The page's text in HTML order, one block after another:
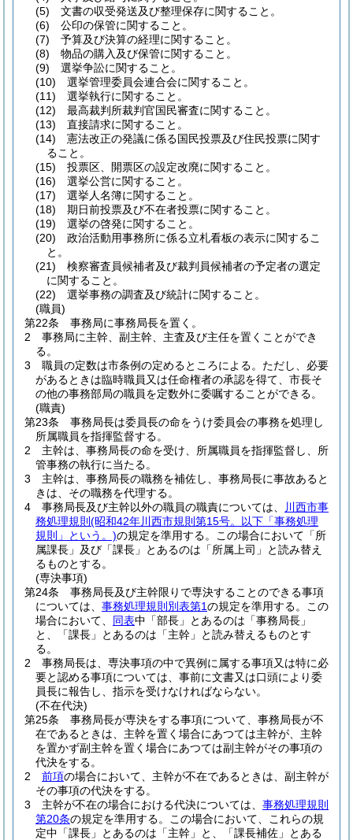
(5)
文書の収受発送及び整理保存に関すること。
(6)
公印の保管に関すること。
(7)
予算及び決算の経理に関すること。
(8)
物品の購入及び保管に関すること。
(9)
選挙争訟に関すること。
(10)
選挙管理委員会連合会に関すること。
(11)
選挙執行に関すること。
(12)
最高裁判所裁判官国民審査に関すること。
(13)
直接請求に関すること。
(14)
憲法改正の発議に係る国民投票及び住民投票に関す
ること。
(15)
投票区、開票区の設定改廃に関すること。
(16)
選挙公営に関すること。
(17)
選挙人名簿に関すること。
(18)
期日前投票及び不在者投票に関すること。
(19)
選挙の啓発に関すること。
(20)
政治活動用事務所に係る立札看板の表示に関するこ
と。
(21)
検察審査員候補者及び裁判員候補者の予定者の選定
に関すること。
(22)
選挙事務の調査及び統計に関すること。
(職員)
第22条
事務局に事務局長を置く。
2
事務局に主幹、副主幹、主査及び主任を置くことができ
る。
3
職員の定数は市条例の定めるところによる。 ただし、必要
があるときは臨時職員又は任命権者の承認を得て、市長そ
の他の事務部局の職員を定数外に委嘱することができる。
(職責)
第23条
事務局長は委員長の命をうけ委員会の事務を処理し
所属職員を指揮監督する。
2
主幹は、事務局長の命を受け、所属職員を指揮監督し、所
管事務の執行に当たる。
3
主幹は、事務局長の職務を補佐し、事務局長に事故あると
きは、その職務を代理する。
4
事務局長及び主幹以外の職員の職責については、
川西市事
務処理規則 (昭和42年川西市規則第15号。以下「事務処理
規則」という。)の規定を準用する。
この場合において「所
属課長」及び「課長」とあるのは「所属上司」と読み替え
るものとする。
(専決事項)
第24条
事務局長及び主幹限りで専決することのできる事項
については、 事務処理規則別表第1の規定を準用する。
この
場合において、 同表中「部長」とあるのは「事務局長」
と、「課長」とあるのは「主幹」と読み替えるものとす
る。
2
事務局長は、専決事項の中で異例に属する事項又は特に必
要と認める事項については、事前に文書又は口頭により委
員長に報告し、指示を受けなければならない。
(不在代決)
第25条
事務局長が専決をする事項について、事務局長が不
在であるときは、主幹を置く場合にあつては主幹が、主幹
を置かず副主幹を置く場合にあつては副主幹がその事項の
代決をする。
2
前項の場合において、主幹が不在であるときは、副主幹が
その事項の代決をする。
3
主幹が不在の場合における代決については、 事務処理規則
第20条の規定を準用する。
この場合において、これらの規
定中「課長」とあるのは「主幹」と、「課長補佐」とある